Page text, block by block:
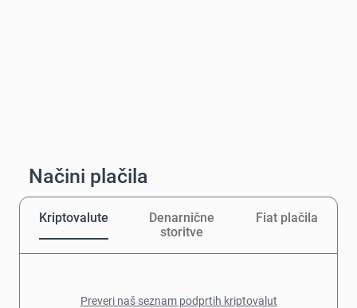
Načini plačila
Kriptovalute
Denarnične
storitve
Fiat plačila
Preveri naš seznam podprtih kriptovalut